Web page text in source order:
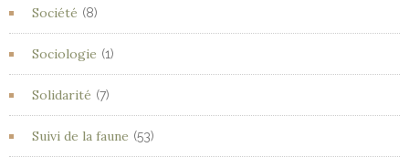
Société (8)
Sociologie (1)
Solidarité (7)
Suivi de la faune (53)